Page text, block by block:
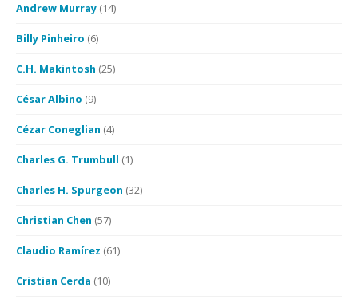
Andrew Murray (14)
Billy Pinheiro (6)
C.H. Makintosh (25)
César Albino (9)
Cézar Coneglian (4)
Charles G. Trumbull (1)
Charles H. Spurgeon (32)
Christian Chen (57)
Claudio Ramírez (61)
Cristian Cerda (10)